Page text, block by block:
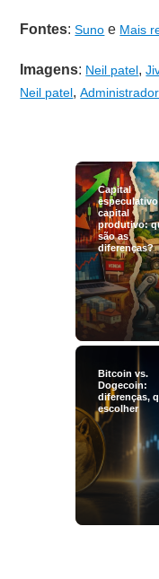
Fontes:Suno e Mais
Imagens: Neil patel,
Neil patel,
Capital
capital
produtivo:
são as
diferenças?
Bitcoin vs.
Dogecoin:
diferenças,
escolher